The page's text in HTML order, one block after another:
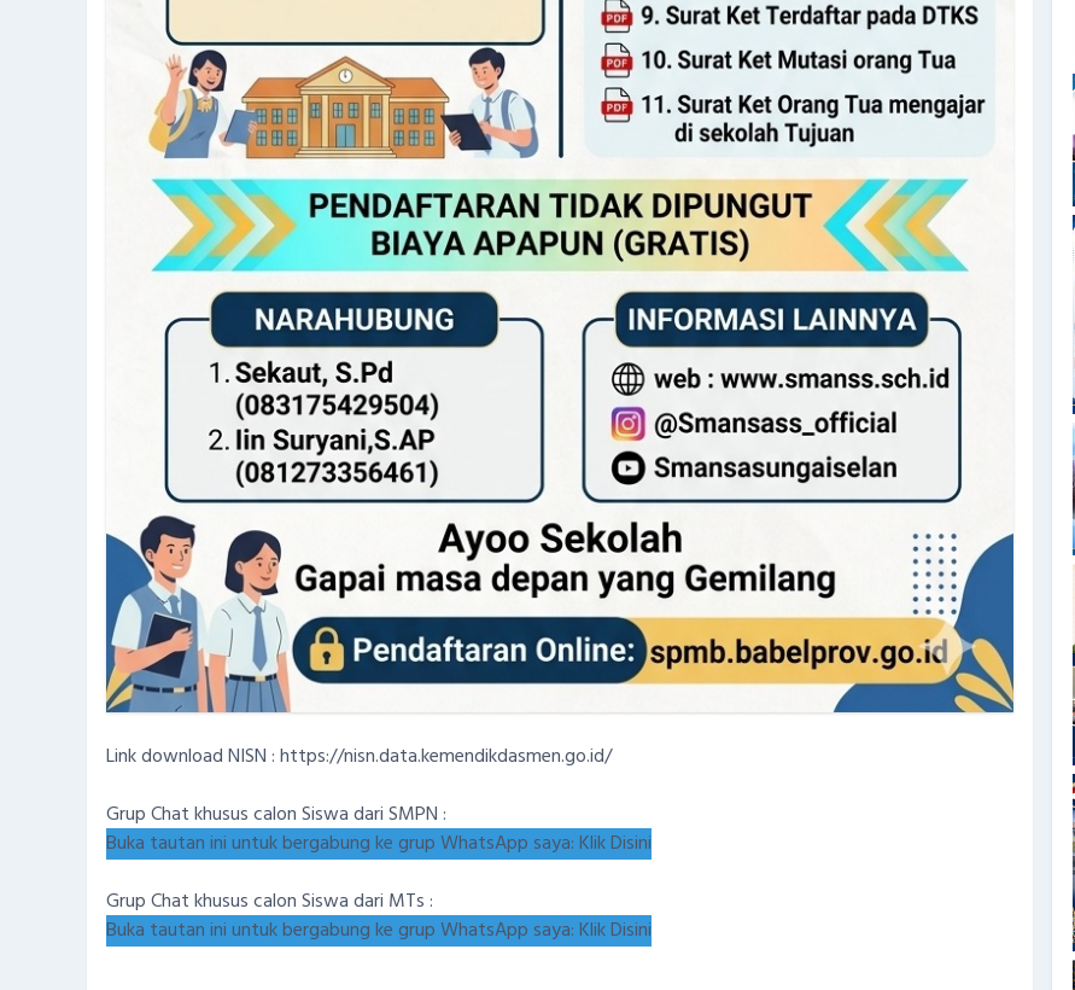
Link download NISN :https://nisn.data.kemendikdasmen.go.id/
Grup Chat khusus calon Siswa dari SMPN :
Buka tautan ini untuk bergabung ke grup WhatsApp saya: Klik Disini
Grup Chat khusus calon Siswa dari MTs :
Buka tautan ini untuk bergabung ke grup WhatsApp saya: Klik Disini